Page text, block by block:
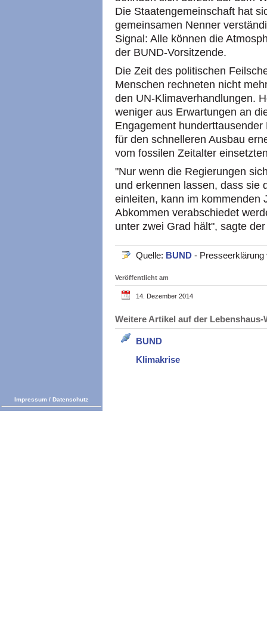
Die Staatengemeinschaft hat
gemeinsamen Nenner
Signal: Alle können die
der BUND-Vorsitzende.
Die Zeit des politischen
Menschen rechneten nicht
den UN-Klimaverhandlungen.
weniger aus Erwartungen an
Engagement
für den schnelleren Ausbau
vom fossilen Zeitalter
"Nur wenn die Regierungen
und erkennen lassen, dass sie
einleiten, kann im kommenden
Abkommen verabschiedet
unter zwei Grad hält", sagte
Quelle: BUND - Presseerklärung
Veröffentlicht am
14. Dezember 2014
Weitere Artikel auf der
BUND
Klimakrise
Impressum / Datenschutz